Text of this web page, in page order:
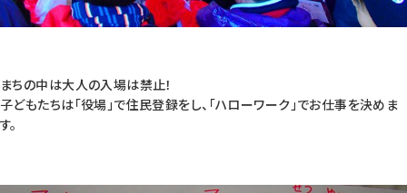
まちの中は大人の入場は禁止！
子どもたちは「役場」で住民登録をし、「ハローワーク」でお仕事を決めま
す。